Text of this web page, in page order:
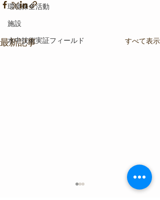
環境保全活動
施設
水中技術実証フィールド
最新記事 すべて表示